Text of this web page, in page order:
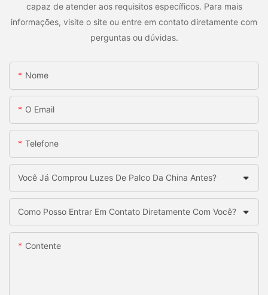
capaz de atender aos requisitos específicos. Para mais
informações, visite o site ou entre em contato diretamente com
perguntas ou dúvidas.
Nome
O Email
Telefone
Você Já Comprou Luzes De Palco Da China Antes?
Como Posso Entrar Em Contato Diretamente Com Você?
Contente